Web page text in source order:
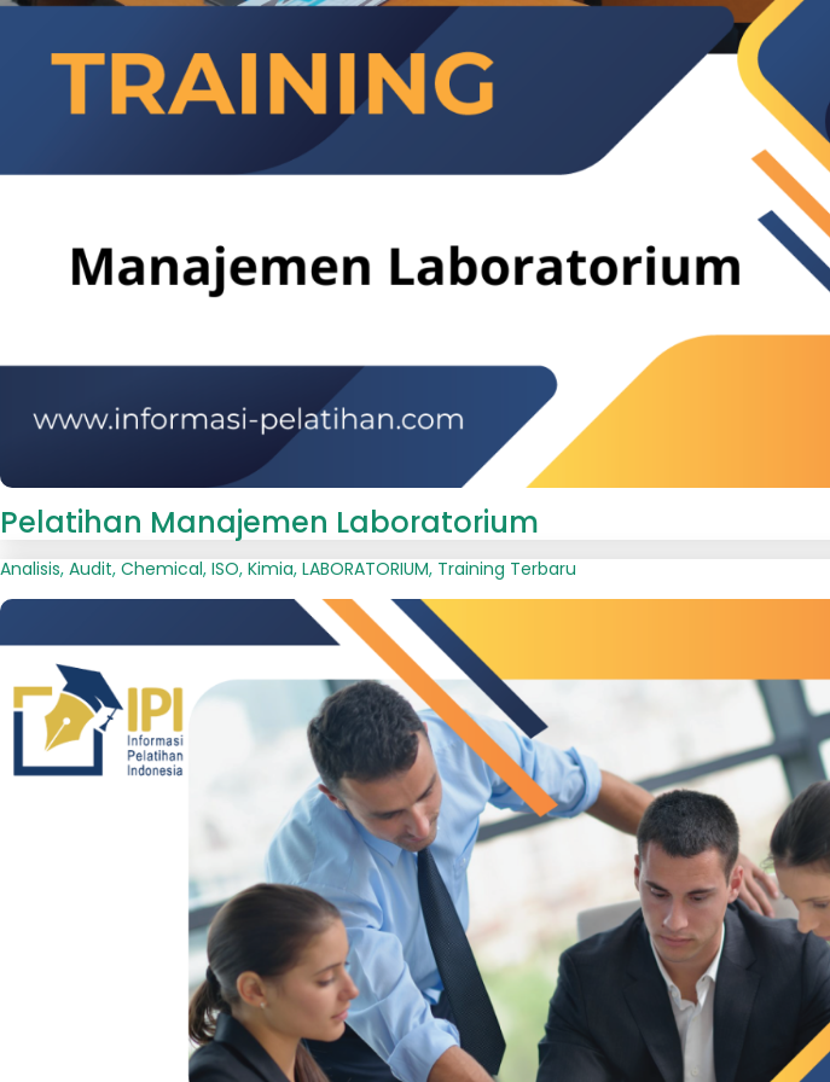
Pelatihan Manajemen Laboratorium
Analisis, Audit, Chemical, ISO, Kimia, LABORATORIUM, Training Terbaru